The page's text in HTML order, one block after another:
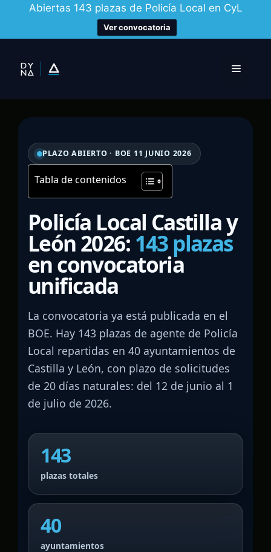
Abiertas 143 plazas de Policía Local en CyL
Ver convocatoria
contenido
Menú
PLAZO ABIERTO · BOE 11 JUNIO 2026
Tabla de contenidos
Policía Local Castilla y
León 2026: 143 plazas
en convocatoria
unificada
La convocatoria ya está publicada en el
BOE. Hay 143 plazas de agente de Policía
Local repartidas en 40 ayuntamientos de
Castilla y León, con plazo de solicitudes
de 20 días naturales: del 12 de junio al 1
de julio de 2026.
143
plazas totales
40
ayuntamientos